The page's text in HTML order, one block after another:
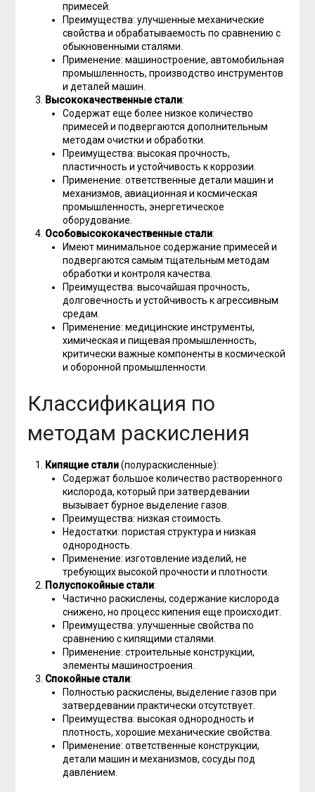
примесей.
Преимущества: улучшенные механические
свойства и обрабатываемость по сравнению с
обыкновенными сталями.
Применение: машиностроение, автомобильная
промышленность, производство инструментов
и деталей машин.
Высококачественные стали:
Содержат еще более низкое количество
примесей и подвергаются дополнительным
методам очистки и обработки.
Преимущества: высокая прочность,
пластичность и устойчивость к коррозии.
Применение: ответственные детали машин и
механизмов, авиационная и космическая
промышленность, энергетическое
оборудование.
Особовысококачественные стали:
Имеют минимальное содержание примесей и
подвергаются самым тщательным методам
обработки и контроля качества.
Преимущества: высочайшая прочность,
долговечность и устойчивость к агрессивным
средам.
Применение: медицинские инструменты,
химическая и пищевая промышленность,
критически важные компоненты в космической
и оборонной промышленности.
Классификация по
методам раскисления
Кипящие стали(полураскисленные):
Содержат большое количество растворенного
кислорода, который при затвердевании
вызывает бурное выделение газов.
Преимущества: низкая стоимость.
Недостатки: пористая структура и низкая
однородность.
Применение: изготовление изделий, не
требующих высокой прочности и плотности.
Полуспокойные стали:
Частично раскислены, содержание кислорода
снижено, но процесс кипения еще происходит.
Преимущества: улучшенные свойства по
сравнению с кипящими сталями.
Применение: строительные конструкции,
элементы машиностроения.
Спокойные стали:
Полностью раскислены, выделение газов при
затвердевании практически отсутствует.
Преимущества: высокая однородность и
плотность, хорошие механические свойства.
Применение: ответственные конструкции,
детали машин и механизмов, сосуды под
давлением.